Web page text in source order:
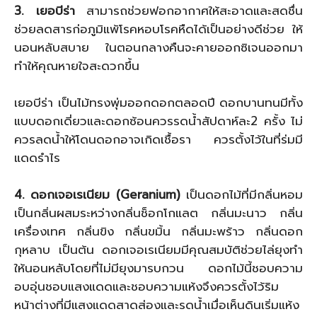
3. เยอบีร่าสามารถช่วยฟอกอากาศให้สะอาดและสดชื่น
ช่วยลดสารก่อภูมิแพ้โรคหอบโรคหืดได้เป็นอย่างดีช่วย ให้
นอนหลับสบาย ในตอนกลางคืนจะคายออกซิเจนออกมา
ทำให้คุณหายใจสะดวกขึ้น
เยอบีร่า เป็นไม้ทรงพุ่มออกดอกตลอดปี ดอกบานทนมีทั้ง
แบบดอกเดี่ยวและดอกซ้อนควรรดน้ำสัปดาห์ละ2 ครั้ง ไม่
ควรลดน้ำให้โดนดอกอาจเกิดเชื้อรา ควรตั้งไว้ในที่ร่มมี
แดดรำไร
4. ดอกเจอเรเนียม (Geranium)เป็นดอกไม้ที่มีกลิ่นหอม
เป็นกลิ่นผสมระหว่างกลิ่นช็อกโกแลต กลิ่นมะนาว กลิ่น
เครื่องเทศ กลิ่นขิง กลิ่นขมิ้น กลิ่นมะพร้าว กลิ่นดอก
กุหลาบ เป็นต้น ดอกเจอเรเนียมมีคุณสมบัติช่วยไล่ยุงทํา
ให้นอนหลับโดยที่ไม่มียุงมารบกวน ดอกไม้นี้ชอบความ
อบอุ่นชอบแสงแดดและชอบความแห้งจึงควรตั้งไว้ริม
หน้าต่างที่มีแสงแดดสาดส่องและรดน้ำเมื่อเห็นดินเริ่มแห้ง